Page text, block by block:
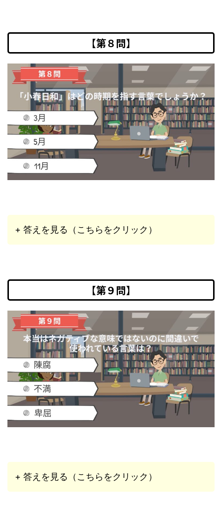
【第８問】
+ 答えを見る（こちらをクリック）
【第９問】
+ 答えを見る（こちらをクリック）